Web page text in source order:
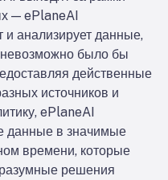
— ePlaneAI
и анализирует данные,
было бы
действенные
источников и
ePlaneAI
данные в значимые
времени, которые
решения